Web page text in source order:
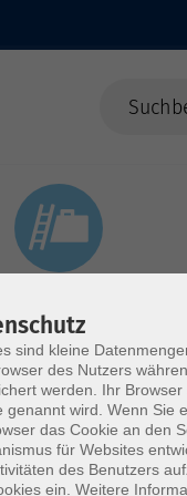
sind kleine
des Nutzers
werden. Ihr
genannt wird. Wenn Sie
das Cookie an den
für Websites
des Benutzers
ein. Weitere